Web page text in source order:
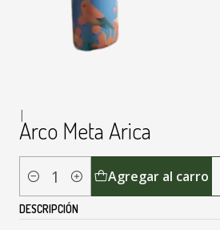
|
Arco Meta Arica
Cantidad Agregar al carro
DESCRIPCIÓN